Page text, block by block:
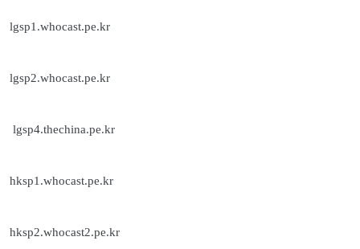
lgsp1.whocast.pe.kr
lgsp2.whocast.pe.kr
lgsp4.thechina.pe.kr
hksp1.whocast.pe.kr
hksp2.whocast2.pe.kr